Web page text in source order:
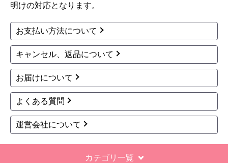
つ、愛想が良かったこと。
なにかも分からない。少々不安である。
工事後は、初期設定や取り扱いの説明もなく、慌
てて引き上げる感じ。
保障期間の説明もHPとは違った。８年保証にして
いるがメーカー保証が３年追加になり１１年と説
明があった。HPにはメーカー保証期間も８年に含
むとなっていたが、どちらが正しいか分からな
明けの対応となります。
お支払い方法について
キャンセル、返品について
お届けについて
よくある質問
運営会社について
カテゴリ一覧